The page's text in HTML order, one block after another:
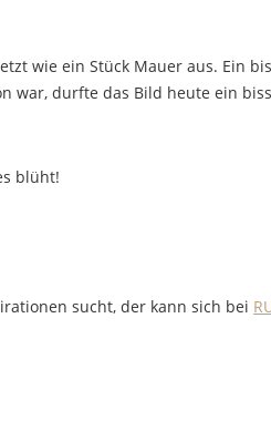
wie ein Stück Mauer aus. Ein
war, durfte das Bild heute ein
blüht!
sucht, der kann sich bei